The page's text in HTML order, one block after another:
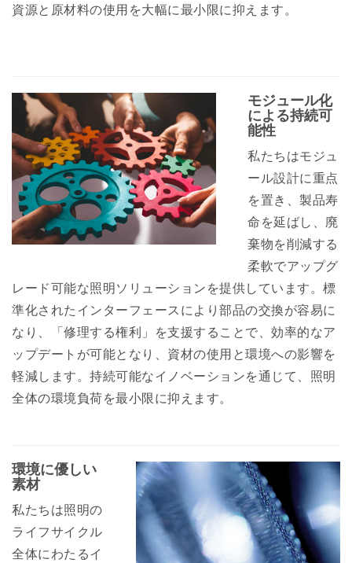
資源と原材料の使用を大幅に最小限に抑えます。
モジュール化
による持続可
能性
私たちはモジュ
ール設計に重点
を置き、製品寿
命を延ばし、廃
棄物を削減する
柔軟でアップグ
レード可能な照明ソリューションを提供しています。標
準化されたインターフェースにより部品の交換が容易に
なり、「修理する権利」を支援することで、効率的なア
ップデートが可能となり、資材の使用と環境への影響を
軽減します。持続可能なイノベーションを通じて、照明
全体の環境負荷を最小限に抑えます。
環境に優しい
素材
私たちは照明の
ライフサイクル
全体にわたるイ